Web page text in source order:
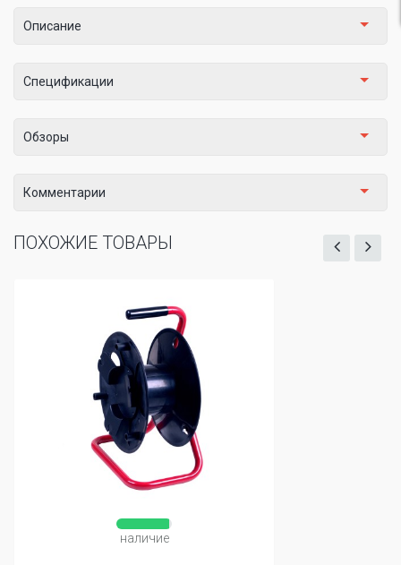
Описание
Спецификации
Обзоры
Комментарии
ПОХОЖИЕ ТОВАРЫ
наличие